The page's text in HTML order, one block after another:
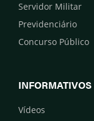
Servidor Militar
Previdenciário
Concurso Público
INFORMATIVOS
Vídeos